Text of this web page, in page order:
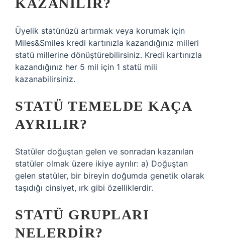
KAZANILIR?
Üyelik statünüzü artırmak veya korumak için
Miles&Smiles kredi kartınızla kazandığınız milleri
statü millerine dönüştürebilirsiniz. Kredi kartınızla
kazandığınız her 5 mil için 1 statü mili
kazanabilirsiniz.
STATÜ TEMELDE KAÇA
AYRILIR?
Statüler doğuştan gelen ve sonradan kazanılan
statüler olmak üzere ikiye ayrılır: a) Doğuştan
gelen statüler, bir bireyin doğumda genetik olarak
taşıdığı cinsiyet, ırk gibi özelliklerdir.
STATÜ GRUPLARI
NELERDIR?